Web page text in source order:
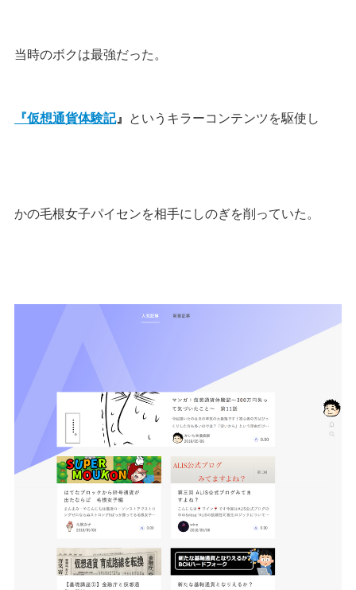
当時のボクは最強だった。
『仮想通貨体験記』 というキラーコンテンツを駆使し
かの毛根女子パイセンを相手にしのぎを削っていた。